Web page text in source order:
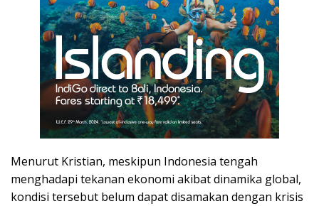
Menurut Kristian, meskipun Indonesia tengah
menghadapi tekanan ekonomi akibat dinamika global,
kondisi tersebut belum dapat disamakan dengan krisis